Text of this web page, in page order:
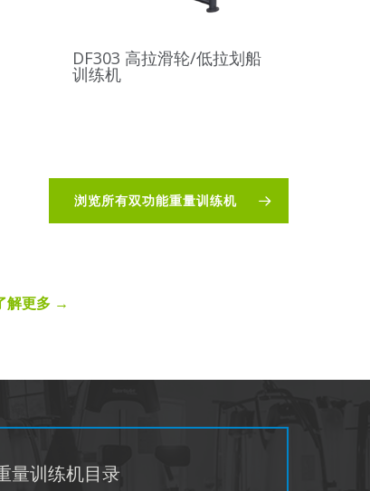
DF301 大腿推蹬/小腿伸张
训练机
浏览所有双功能重量训练机
解更多 →
量训练机目录